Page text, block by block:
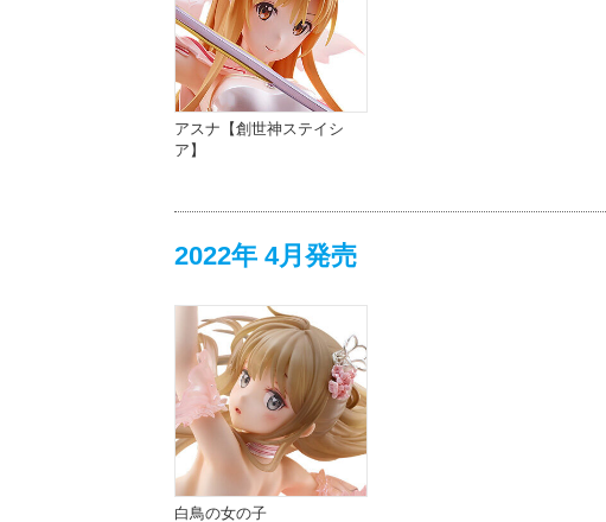
アスナ【創世神ステイシ
ア】
2022年 4月発売
白鳥の女の子